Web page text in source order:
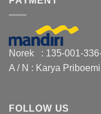
Norek : 135-001-
A / N : Karya
FOLLOW US